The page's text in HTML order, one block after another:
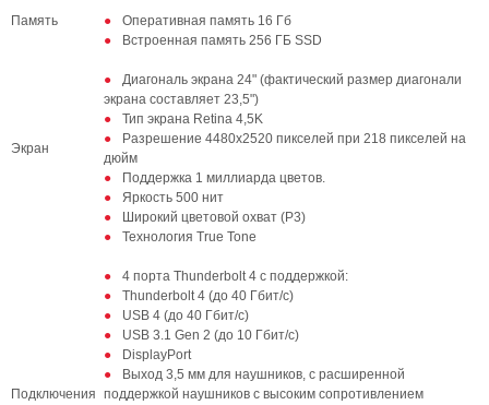
Память
Оперативная память 16 Гб
Встроенная память 256 ГБ SSD
Экран
Диагональ экрана 24" (фактический размер диагонали
экрана составляет 23,5")
Тип экрана Retina 4,5K
Разрешение 4480х2520 пикселей при 218 пикселей на
дюйм
Поддержка 1 миллиарда цветов.
Яркость 500 нит
Широкий цветовой охват (P3)
Технология True Tone
Подключения
4 порта Thunderbolt 4 с поддержкой:
Thunderbolt 4 (до 40 Гбит/с)
USB 4 (до 40 Гбит/с)
USB 3.1 Gen 2 (до 10 Гбит/с)
DisplayPort
Выход 3,5 мм для наушников, с расширенной
поддержкой наушников с высоким сопротивлением